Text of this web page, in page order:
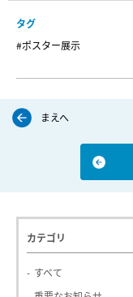
タグ
#ポスター展示
まえへ
カテゴリ
すべて